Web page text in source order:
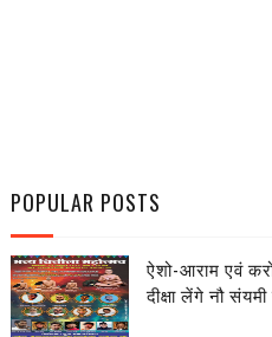
POPULAR POSTS
ऐशो-आराम एवं
दीक्षा लेंगे नौ संयमी